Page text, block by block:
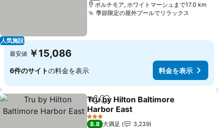
人気施設
ボルチモア, ホワイトマーシュまで17.0 km
季節限定の屋外プールでリラックス
最安値 ￥15,086
6件のサイトの料金を表示 料金を表示
シェアお気に入りに追加
Tru by Hilton Baltimore
Harbor East
料金を表示
3 ホテルのランク
8.8 大満足
3,239